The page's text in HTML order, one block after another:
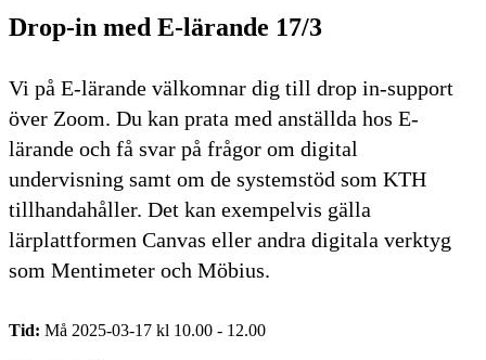
Drop-in med E-lärande 17/3
Vi på E-lärande välkomnar dig till drop in-support
över Zoom. Du kan prata med anställda hos E-
lärande och få svar på frågor om digital
undervisning samt om de systemstöd som KTH
tillhandahåller. Det kan exempelvis gälla
lärplattformen Canvas eller andra digitala verktyg
som Mentimeter och Möbius.
Tid: Må 2025-03-17 kl 10.00 - 12.00